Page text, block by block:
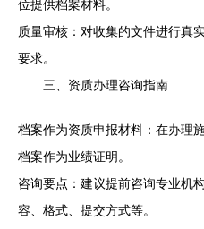
位提供档案材料。
质量审核：对收集的文件进行真
要求。
三、资质办理咨询指南
档案作为资质申报材料：在办理
档案作为业绩证明。
咨询要点：建议提前咨询专业机
容、格式、提交方式等。